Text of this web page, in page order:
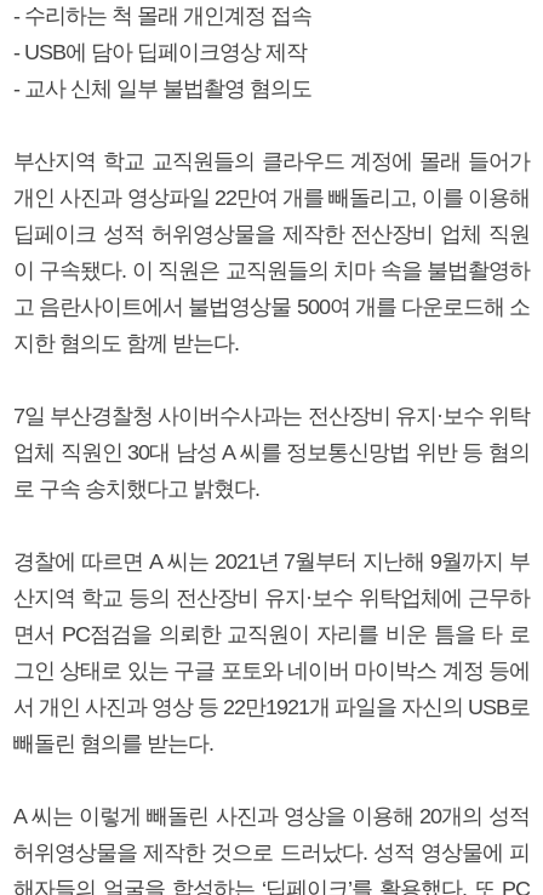
- 수리하는 척 몰래 개인계정 접속
- USB에 담아 딥페이크영상 제작
- 교사 신체 일부 불법촬영 혐의도
부산지역 학교 교직원들의 클라우드 계정에 몰래 들어가
개인 사진과 영상파일 22만여 개를 빼돌리고, 이를 이용해
딥페이크 성적 허위영상물을 제작한 전산장비 업체 직원
이 구속됐다. 이 직원은 교직원들의 치마 속을 불법촬영하
고 음란사이트에서 불법영상물 500여 개를 다운로드해 소
지한 혐의도 함께 받는다.
7일 부산경찰청 사이버수사과는 전산장비 유지·보수 위탁
업체 직원인 30대 남성 A 씨를 정보통신망법 위반 등 혐의
로 구속 송치했다고 밝혔다.
경찰에 따르면 A 씨는 2021년 7월부터 지난해 9월까지 부
산지역 학교 등의 전산장비 유지·보수 위탁업체에 근무하
면서 PC점검을 의뢰한 교직원이 자리를 비운 틈을 타 로
그인 상태로 있는 구글 포토와 네이버 마이박스 계정 등에
서 개인 사진과 영상 등 22만1921개 파일을 자신의 USB로
빼돌린 혐의를 받는다.
A 씨는 이렇게 빼돌린 사진과 영상을 이용해 20개의 성적
허위영상물을 제작한 것으로 드러났다. 성적 영상물에 피
해자들의 얼굴을 합성하는 ‘딥페이크’를 활용했다. 또 PC